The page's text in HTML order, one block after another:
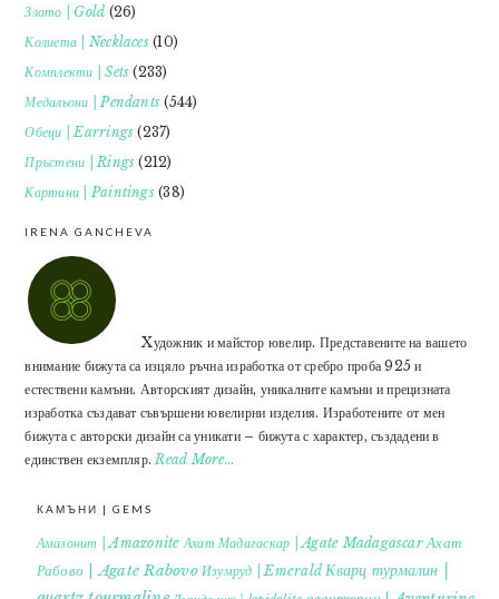
Злато | Gold (26)
Колиета | Necklaces(10)
Комплекти | Sets (233)
Медальони | Pendants (544)
Обеци | Earrings (237)
Пръстени | Rings (212)
Картини | Paintings(38)
IRENA GANCHEVA
Xудожник и майстор ювелир. Представените на вашето
внимание бижута са изцяло ръчна изработка от сребро проба 925 и
естествени камъни. Авторският дизайн, уникалните камъни и прецизната
изработка създават съвършени ювелирни изделия. Изработените от мен
бижута с авторски дизайн са уникати – бижута с характер, създадени в
единствен екземпляр.Read More…
КАМЪНИ | GEMS
Амазонит | Amazonite Ахат Мадагаскар | Agate Madagascar Ахат
Рабово | Agate Rabovo Изумруд | Emerald Кварц турмалин |